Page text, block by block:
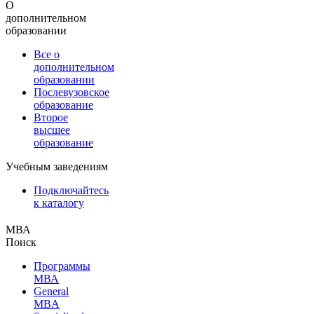
О
дополнительном
образовании
Все о
дополнительном
образовании
Послевузовское
образование
Второе
высшее
образование
Учебным заведениям
Подключайтесь
к каталогу
МВА
Поиск
Программы
МВА
General
MBA